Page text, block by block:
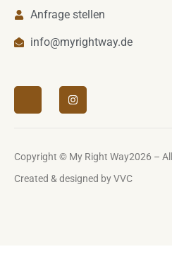
Anfrage stellen
info@myrightway.de
Copyright © My Right Way2026 –
Created & designed byVVC